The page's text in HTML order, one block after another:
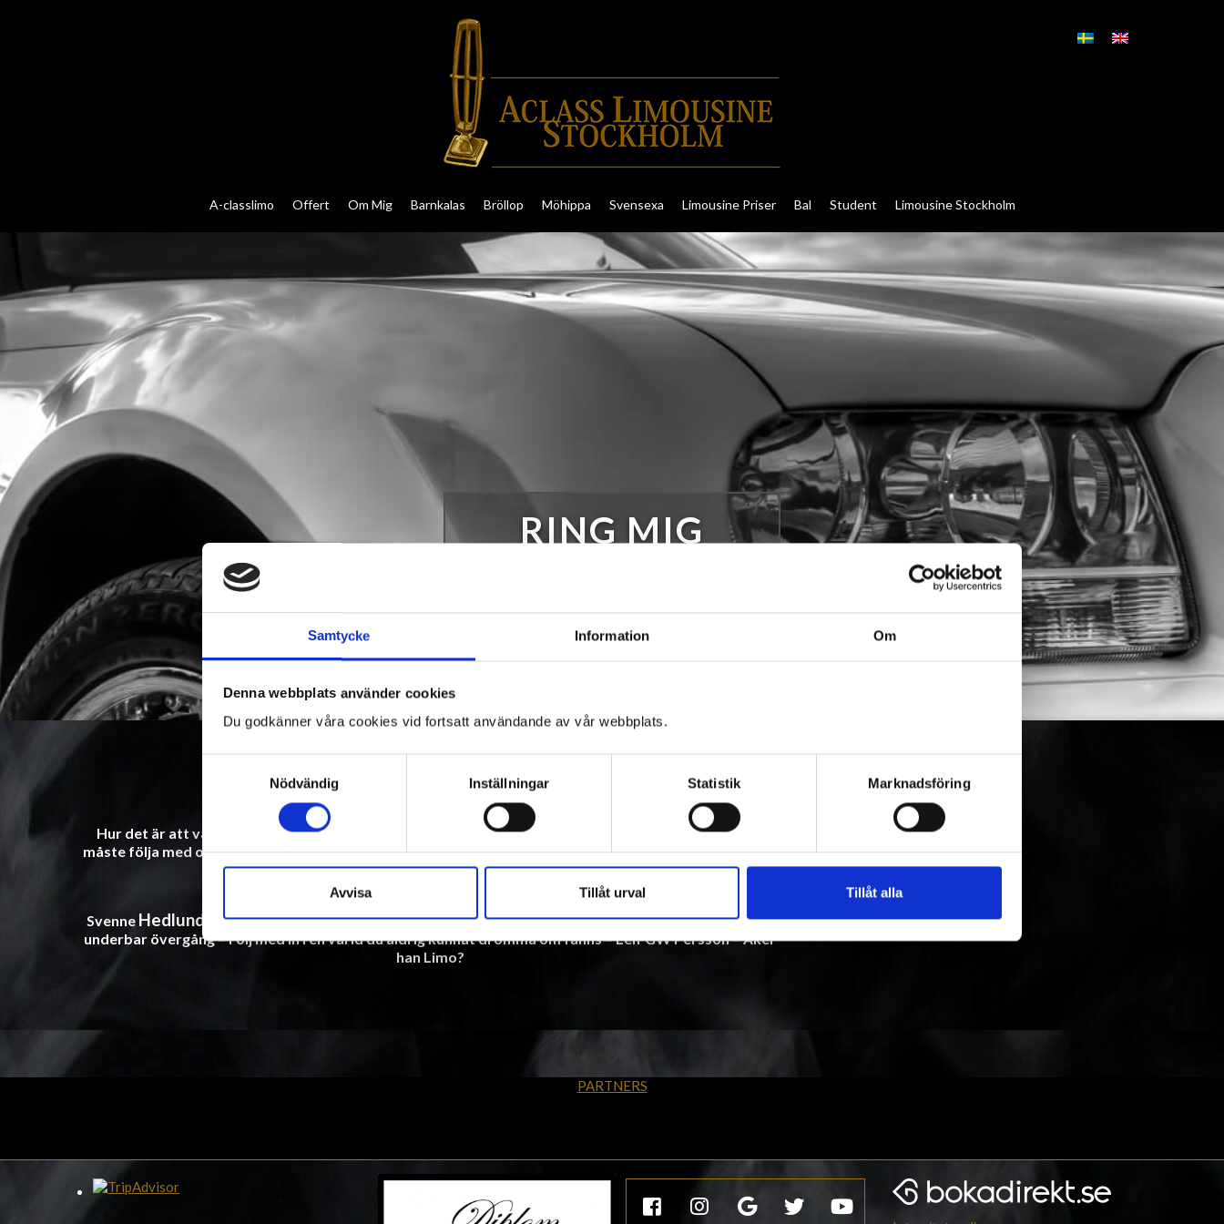
Samtycke Information Om
Denna webbplats använder cookies
Du godkänner våra cookies vid fortsatt användande av vår webbplats.
Nödvändig
Inställningar Statistik Marknadsföring
Avvisa Tillåt urval Tillåt alla
A-classlimo Offert Om Mig Barnkalas Bröllop Möhippa Svensexa Limousine Priser Bal Student Limousine Stockholm
RING MIG
LIMOUSINE BLOGG – I STOCKHOLM
Hur det är att vara tjej köra en lång vit Limo i Stockholm & Stureplan Nattklubbar/kändisarDu bara
måste följa med oss på resan så du intemissar allt kul som hänt i Stockholmsnatten. Hängmed på resor
fester och event.Rockstjärnor –Dansbands sångare
Svenne Hedlund – Håkan Sterner – Hans Edler – Little Gerhard &MikkeyDee bryter av varandrai en
underbar övergång – Följ med in i en värld dualdrig kunnat drömma om fanns –Leif GW Persson – Åker
han Limo?
PARTNERS